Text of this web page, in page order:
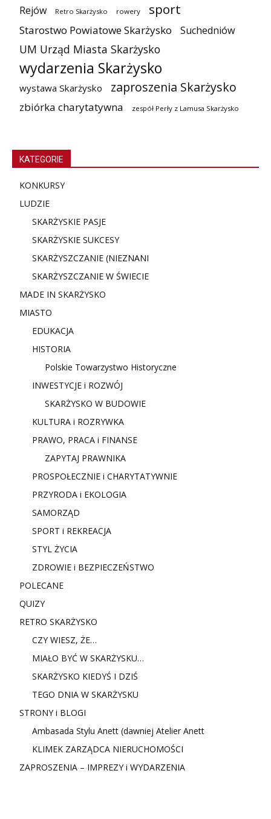
Rejów Retro Skarżysko rowery sport
Starostwo Powiatowe Skarżysko Suchedniów
UM Urząd Miasta Skarżysko
wydarzenia Skarżysko
wystawa Skarżysko zaproszenia Skarżysko
zbiórka charytatywna zespół Perły z Lamusa Skarżysko
KATEGORIE
KONKURSY
LUDZIE
SKARŻYSKIE PASJE
SKARŻYSKIE SUKCESY
SKARŻYSZCZANIE (NIEZNANI
SKARŻYSZCZANIE W ŚWIECIE
MADE IN SKARŻYSKO
MIASTO
EDUKACJA
HISTORIA
Polskie Towarzystwo Historyczne
INWESTYCJE i ROZWÓJ
SKARŻYSKO W BUDOWIE
KULTURA i ROZRYWKA
PRAWO, PRACA i FINANSE
ZAPYTAJ PRAWNIKA
PROSPOŁECZNIE i CHARYTATYWNIE
PRZYRODA i EKOLOGIA
SAMORZĄD
SPORT i REKREACJA
STYL ŻYCIA
ZDROWIE i BEZPIECZEŃSTWO
POLECANE
QUIZY
RETRO SKARŻYSKO
CZY WIESZ, ŻE…
MIAŁO BYĆ W SKARŻYSKU…
SKARŻYSKO KIEDYŚ I DZIŚ
TEGO DNIA W SKARŻYSKU
STRONY i BLOGI
Ambasada Stylu Anett (dawniej Atelier Anett
KLIMEK ZARZĄDCA NIERUCHOMOŚCI
ZAPROSZENIA – IMPREZY i WYDARZENIA